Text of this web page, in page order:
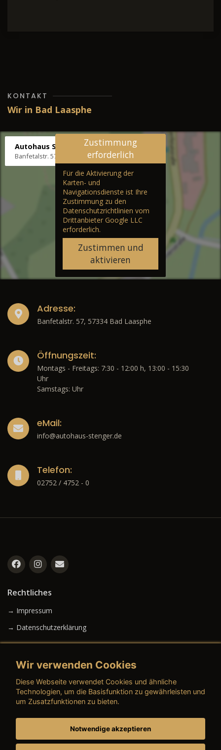
KONTAKT
Wir in Bad Laasphe
Autohaus Stenger
Banfetalstr. 57, 57334 Bad Laasphe
Zustimmung
erforderlich
Für die Aktivierung der
Karten- und
Navigationsdienste ist Ihre
Zustimmung zu den
Datenschutzrichtlinien vom
Drittanbieter Google LLC
erforderlich.
Zustimmen und
aktivieren
Adresse:
Banfetalstr. 57, 57334 Bad Laasphe
Öffnungszeit:
Montags - Freitags: 7:30 - 12:00 h, 13:00 - 15:30
Uhr
Samstags: Uhr
eMail:
info@autohaus-stenger.de
Telefon:
02752 / 4752 - 0
Rechtliches
→ Impressum
→ Datenschutzerklärung
→ AGB (Gebrauchtwagen)
→ AGB (Teile & Zubehör)
Wir verwenden Cookies
Diese Webseite verwendet Cookies und ähnliche
Technologien, um die Basisfunktion zu gewährleisten und
um Zusatzfunktionen zu bieten.
Notwendige akzeptieren